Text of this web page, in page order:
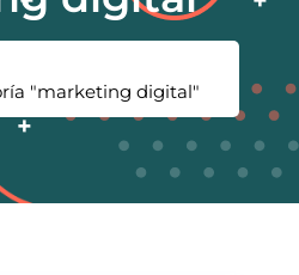
"marketing digital"